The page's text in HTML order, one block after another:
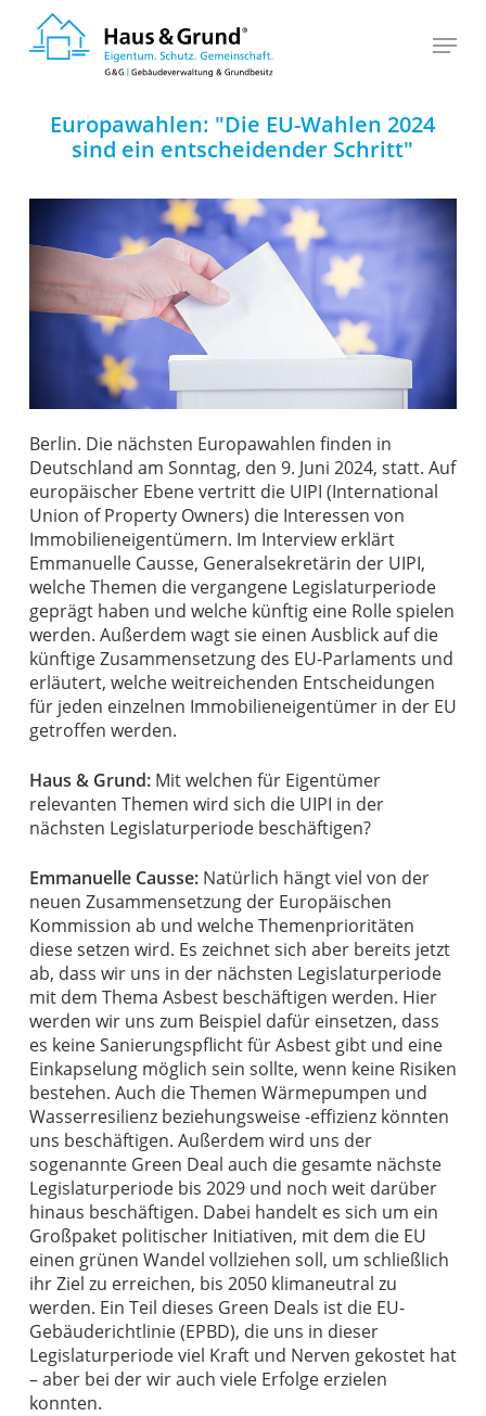
main
Europawahlen: "Die EU-Wahlen 2024
sind ein entscheidender Schritt"
Berlin. Die nächsten Europawahlen finden in
Deutschland am Sonntag, den 9. Juni 2024, statt. Auf
europäischer Ebene vertritt die UIPI (International
Union of Property Owners) die Interessen von
Immobilieneigentümern. Im Interview erklärt
Emmanuelle Causse, Generalsekretärin der UIPI,
welche Themen die vergangene Legislaturperiode
geprägt haben und welche künftig eine Rolle spielen
werden. Außerdem wagt sie einen Ausblick auf die
künftige Zusammensetzung des EU-Parlaments und
erläutert, welche weitreichenden Entscheidungen
für jeden einzelnen Immobilieneigentümer in der EU
getroffen werden.
Haus & Grund: Mit welchen für Eigentümer
relevanten Themen wird sich die UIPI in der
nächsten Legislaturperiode beschäftigen?
Emmanuelle Causse:Natürlich hängt viel von der
neuen Zusammensetzung der Europäischen
Kommission ab und welche Themenprioritäten
diese setzen wird. Es zeichnet sich aber bereits jetzt
ab, dass wir uns in der nächsten Legislaturperiode
mit dem Thema Asbest beschäftigen werden. Hier
werden wir uns zum Beispiel dafür einsetzen, dass
es keine Sanierungspflicht für Asbest gibt und eine
Einkapselung möglich sein sollte, wenn keine Risiken
bestehen. Auch die Themen Wärmepumpen und
Wasserresilienz beziehungsweise -effizienz könnten
uns beschäftigen. Außerdem wird uns der
sogenannte Green Deal auch die gesamte nächste
Legislaturperiode bis 2029 und noch weit darüber
hinaus beschäftigen. Dabei handelt es sich um ein
Großpaket politischer Initiativen, mit dem die EU
einen grünen Wandel vollziehen soll, um schließlich
ihr Ziel zu erreichen, bis 2050 klimaneutral zu
werden. Ein Teil dieses Green Deals ist die EU-
Gebäuderichtlinie (EPBD), die uns in dieser
Legislaturperiode viel Kraft und Nerven gekostet hat
– aber bei der wir auch viele Erfolge erzielen
konnten.